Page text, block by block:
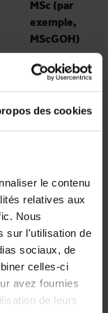
des cookies
le contenu
relatives aux
Nous
sur l'utilisation de
sociaux, de
celles-ci
avez fournies
de leurs
MSc (par
exemple,
MScGOH)